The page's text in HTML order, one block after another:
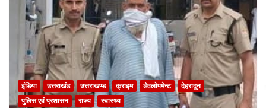
इंडिया उत्तराखंड उत्तराखण्ड क्राइम डेवलोपमेन्ट
देहरादून
पुलिस एवं प्रशासन
राज्य स्वास्थ्य